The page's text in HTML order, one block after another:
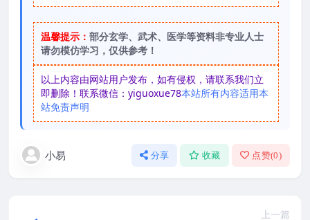
温馨提示： 部分玄学、武术、医学等资料非专业人士
请勿模仿学习，仅供参考！
以上内容由网站用户发布，如有侵权，请联系我们立
即删除！联系微信：yiguoxue78本站所有内容适用本
站免责声明
小易 分享 收藏 点赞(0)
上一篇